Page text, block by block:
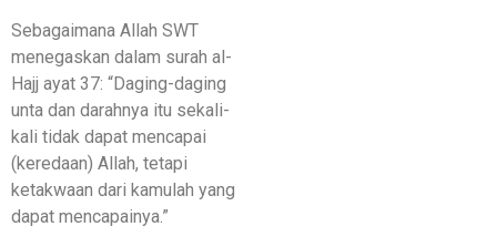
Sebagaimana Allah SWT
menegaskan dalam surah al-
Hajj ayat 37: “Daging-daging
unta dan darahnya itu sekali-
kali tidak dapat mencapai
(keredaan) Allah, tetapi
ketakwaan dari kamulah yang
dapat mencapainya.”